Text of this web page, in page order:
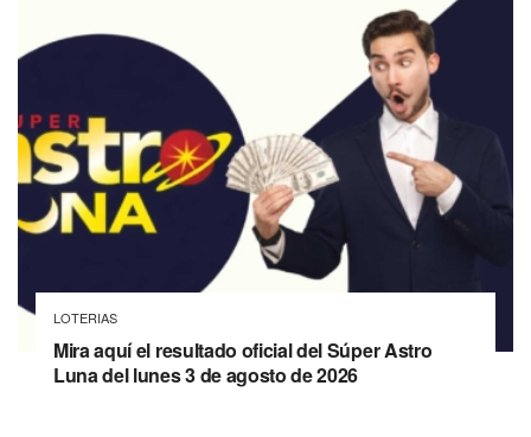
LOTERIAS
Mira aquí el resultado oficial del Súper Astro
Luna del lunes 3 de agosto de 2026